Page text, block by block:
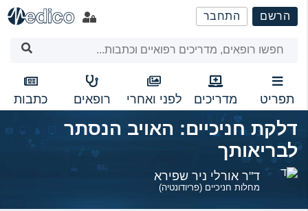
שִׂים
לֵב:
מַעֲרֶכֶת
נָגִישׁ
בִּקְלִיק
הַמְּסַיַּעַת
לִנְגִישׁוּת
הָאֲתָר.
הרשם התחבר
תפריט מדריכים לפני ואחרי רופאים כתבות
דלקת חניכיים: האויב הנסתר
לבריאותך
ד"ר אורלי ניר שפירא
מחלות חניכיים (פריודונטיה)